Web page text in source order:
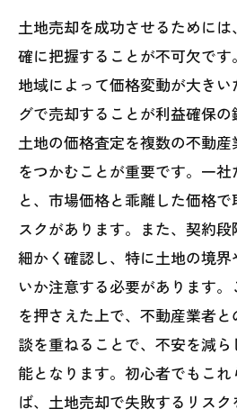
土地売却を成功させるために
確に把握することが不可欠で
地域によって価格変動が大き
グで売却することが利益確保の
土地の価格査定を複数の不動
をつかむことが重要です。一
と、市場価格と乖離した価格
スクがあります。また、契約
細かく確認し、特に土地の境
いか注意する必要があります
を押さえた上で、不動産業者
談を重ねることで、不安を減
能となります。初心者でもこ
ば、土地売却で失敗するリス